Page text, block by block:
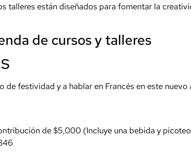
talleres están diseñados para fomentar la
de cursos y talleres
de festividad y a hablar en Francés en este nuevo
de $5,000 (Incluye una bebida y